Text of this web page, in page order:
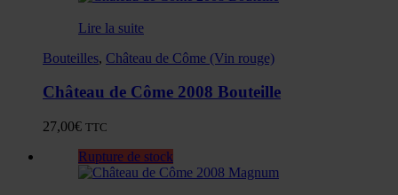
Lire la suite
Bouteilles, Château de Côme (Vin rouge)
Château de Côme 2008 Bouteille
27,00€ TTC
Rupture de stock